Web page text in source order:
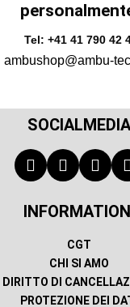
Tel: +41 41 790 42
ambushop@ambu-
SOCIALMEDIA
CGT
CHI SI AMO
DIRITTO DI
PROTEZIONE DEI